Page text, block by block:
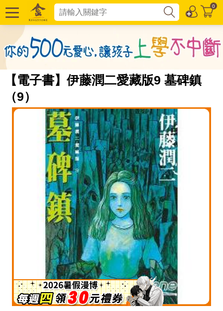
0
【電子書】伊藤潤二愛藏版9 墓碑鎮
（9）